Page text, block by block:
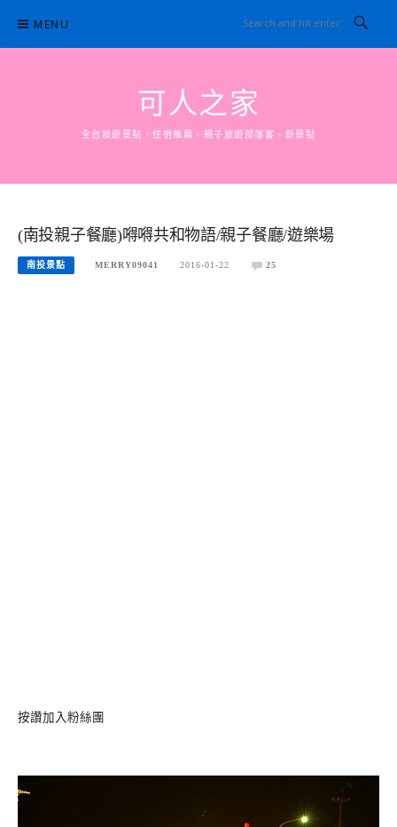
content
MENU
可人之家
全台旅遊景點，住宿推薦、親子旅遊部落客、新景點
(南投親子餐廳)嘚嘚共和物語/親子餐廳/遊樂場
南投景點 MERRY09041 2016-01-22 25
按讚加入粉絲團